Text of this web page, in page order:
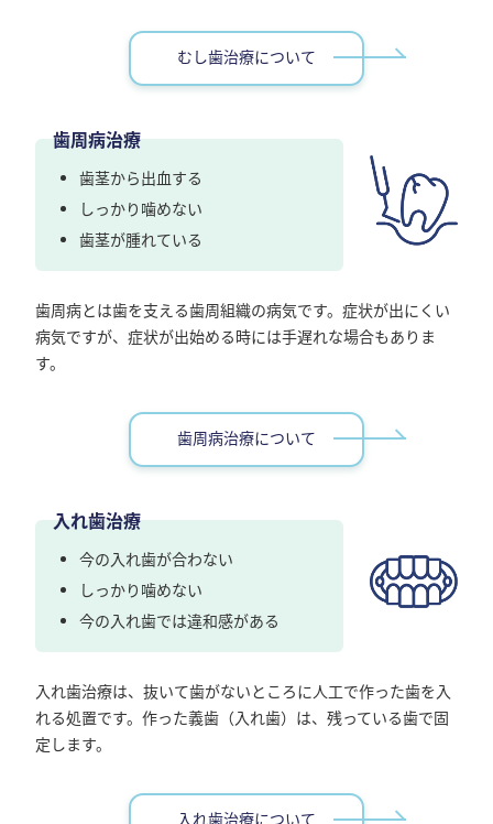
むし歯治療について
歯周病治療
歯茎から出血する
しっかり噛めない
歯茎が腫れている
歯周病とは歯を支える歯周組織の病気です。症状が出にくい
病気ですが、症状が出始める時には手遅れな場合もありま
す。
歯周病治療について
入れ歯治療
今の入れ歯が合わない
しっかり噛めない
今の入れ歯では違和感がある
入れ歯治療は、抜いて歯がないところに人工で作った歯を入
れる処置です。作った義歯（入れ歯）は、残っている歯で固
定します。
入れ歯治療について